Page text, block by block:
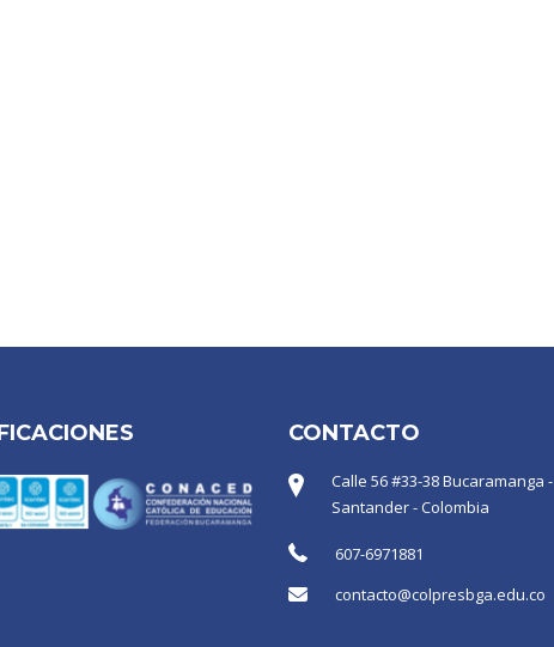
CONTACTO
Calle 56 #33-38 Bucaramanga -
Santander - Colombia
607-6971881
contacto@colpresbga.edu.co